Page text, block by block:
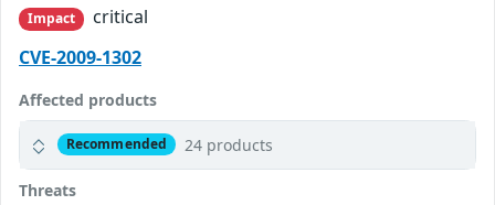
Impact
critical
CVE-2009-1302
Affected products
Recommended 24 products
Threats